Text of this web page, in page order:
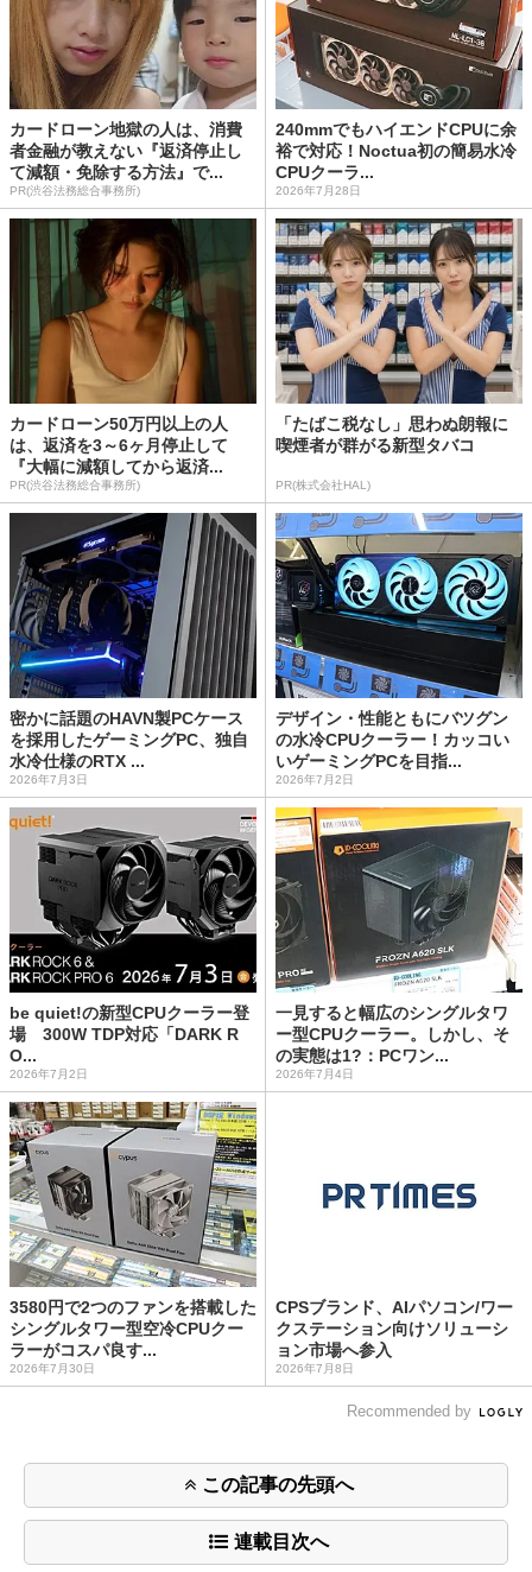
カードローン地獄の人は、消費
者金融が教えない『返済停止し
て減額・免除する方法』で...
PR(渋谷法務総合事務所)
240mmでもハイエンドCPUに余
裕で対応！Noctua初の簡易水冷
CPUクーラ...
2026年7月28日
カードローン50万円以上の人
は、返済を3～6ヶ月停止して
『大幅に減額してから返済...
PR(渋谷法務総合事務所)
「たばこ税なし」思わぬ朗報に
喫煙者が群がる新型タバコ
PR(株式会社HAL)
密かに話題のHAVN製PCケース
を採用したゲーミングPC、独自
水冷仕様のRTX ...
2026年7月3日
デザイン・性能ともにバツグン
の水冷CPUクーラー！カッコい
いゲーミングPCを目指...
2026年7月2日
be quiet!の新型CPUクーラー登
場 300W TDP対応「DARK R
O...
2026年7月2日
一見すると幅広のシングルタワ
ー型CPUクーラー。しかし、そ
の実態は1?：PCワン...
2026年7月4日
3580円で2つのファンを搭載した
シングルタワー型空冷CPUクー
ラーがコスパ良す...
2026年7月30日
CPSブランド、AIパソコン/ワー
クステーション向けソリューシ
ョン市場へ参入
2026年7月8日
Recommended by
この記事の先頭へ
連載目次へ